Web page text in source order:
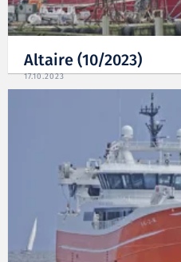
Altaire (10/2023)
17.10.2023